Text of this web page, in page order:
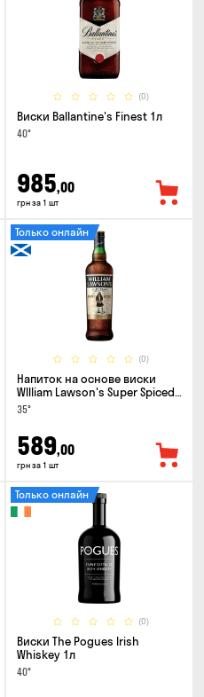
(0)
Виски Ballantine's Finest 1л
40°
985,00
грн за 1 шт
(0)
Только онлайн
Напиток на основе виски
WIlliam Lawson's Super Spiced
3 года 0.7л
35°
589,00
грн за 1 шт
(0)
Только онлайн
Виски The Pogues Irish
Whiskey 1л
40°